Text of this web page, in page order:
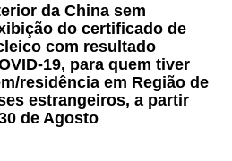
da China sem
do certificado de
com resultado
19, para quem tiver
residência em Região de
estrangeiros, a partir
de Agosto